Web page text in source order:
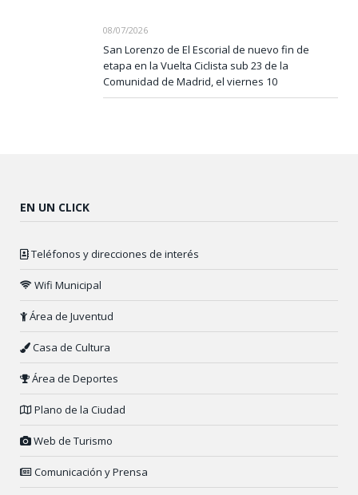
08/07/2026
San Lorenzo de El Escorial de nuevo fin de
etapa en la Vuelta Ciclista sub 23 de la
Comunidad de Madrid, el viernes 10
EN UN CLICK
Teléfonos y direcciones de interés
Wifi Municipal
Área de Juventud
Casa de Cultura
Área de Deportes
Plano de la Ciudad
Web de Turismo
Comunicación y Prensa